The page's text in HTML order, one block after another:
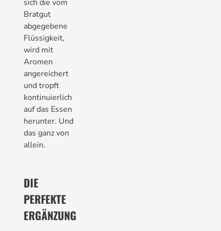
sich die vom
Bratgut
abgegebene
Flüssigkeit,
wird mit
Aromen
angereichert
und tropft
kontinuierlich
auf das Essen
herunter. Und
das ganz von
allein.
DIE
PERFEKTE
ERGÄNZUNG